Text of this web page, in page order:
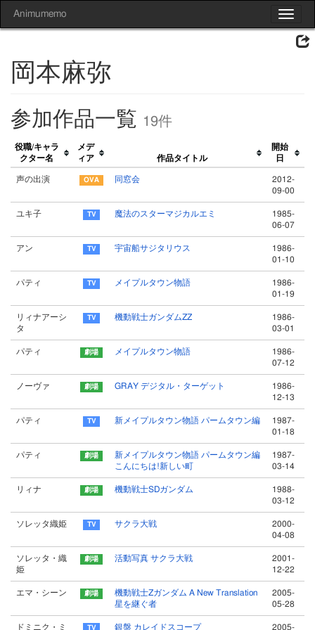
Toggle
Animumemo
岡本麻弥
参加作品一覧 19件
役職/キャラ
クター名
メデ
ィア
作品タイトル
開始
日
声の出演 同窓会
2012-
09-00
ユキ子 魔法のスターマジカルエミ
1985-
06-07
アン 宇宙船サジタリウス
1986-
01-10
パティ メイプルタウン物語
1986-
01-19
リィナアーシ
タ
機動戦士ガンダムZZ
1986-
03-01
パティ メイプルタウン物語
1986-
07-12
ノーヴァ GRAY デジタル・ターゲット
1986-
12-13
パティ 新メイプルタウン物語 パームタウン編
1987-
01-18
パティ
新メイプルタウン物語 パームタウン編
こんにちは!新しい町
1987-
03-14
リィナ 機動戦士SDガンダム
1988-
03-12
ソレッタ織姫 サクラ大戦
2000-
04-08
ソレッタ・織
姫
活動写真 サクラ大戦
2001-
12-22
エマ・シーン
機動戦士Zガンダム A New Translation
星を継ぐ者
2005-
05-28
ドミニク・ミ 銀盤 カレイドスコープ 2005-